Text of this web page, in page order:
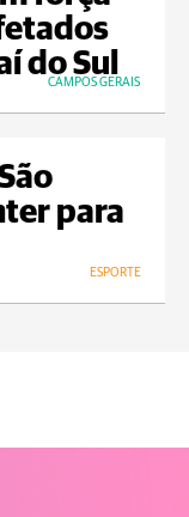
do Sul
CAMPOS GERAIS
para
ESPORTE